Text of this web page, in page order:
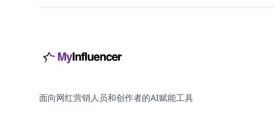
面向网红营销人员和创作者的AI赋能工具